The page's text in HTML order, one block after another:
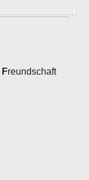
Freundschaft